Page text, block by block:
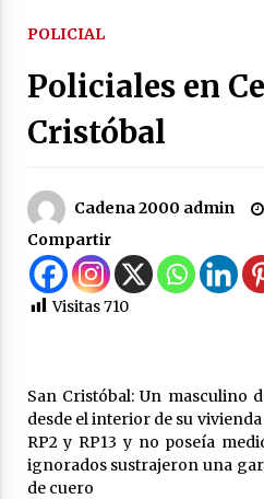
evaluaron
Las Palmeras
Fenómeno El
La Provincia
jornadas
Niño 2026-2027
POLICIAL
Policiales en
Cristóbal
Cadena 2000 admin
Compartir
Visitas710
San Cristóbal: Un masculino
desde el interior de su
RP2 y RP13 y no poseía
ignorados sustrajeron una
de cuero